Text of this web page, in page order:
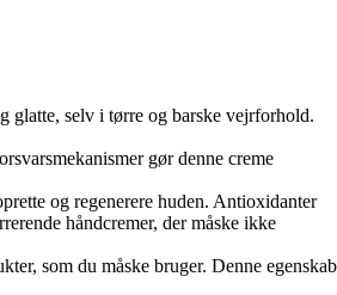
glatte, selv i tørre og barske vejrforhold.
gør denne creme
og regenerere huden. Antioxidanter
håndcremer, der måske ikke
som du måske bruger. Denne egenskab